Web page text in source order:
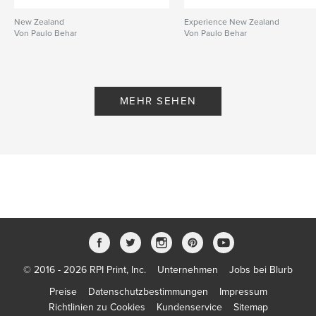
New Zealand
Von Paulo Behar
Experience New Zealand
Von Paulo Behar
MEHR SEHEN
© 2016 - 2026 RPI Print, Inc. Unternehmen
Jobs bei Blurb
Preise
Datenschutzbestimmungen
Impressum
Richtlinien zu Cookies
Kundenservice Sitemap